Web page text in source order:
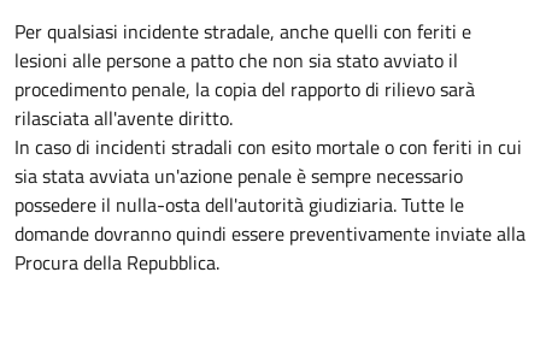
Per qualsiasi incidente stradale, anche quelli con feriti e
lesioni alle persone a patto che non sia stato avviato il
procedimento penale, la copia del rapporto di rilievo sarà
rilasciata all'avente diritto.
In caso di incidenti stradali con esito mortale o con feriti in cui
sia stata avviata un'azione penaleè sempre necessario
possedere il nulla-osta dell'autorità giudiziaria. Tutte le
domande dovranno quindi essere preventivamente inviate alla
Procura della Repubblica.